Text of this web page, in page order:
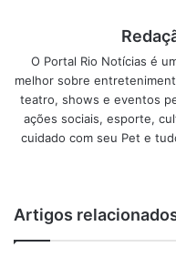
Central e Oeste. Este
nas feiras livres de
Durante a campanha,
informativos e técnicos
população. Atualmente,
que fazem a separação
lixo reciclável garante
O Portal Rio Notícias é
melhor sobre
teatro, shows e eventos
ações sociais, esporte,
cuidado com seu Pet e
Artigos